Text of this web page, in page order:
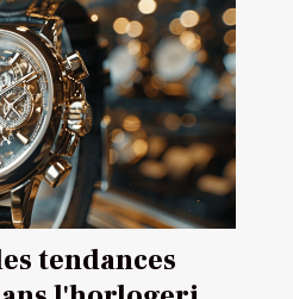
tendances